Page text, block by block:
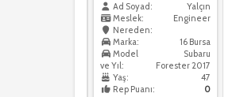
Ad Soyad:
Yalçın
Meslek:
Engineer
Nereden:
16 Bursa
Marka:
Subaru
Model
ve Yıl:
Forester 2017
Yaş:
47
Rep Puanı:
0